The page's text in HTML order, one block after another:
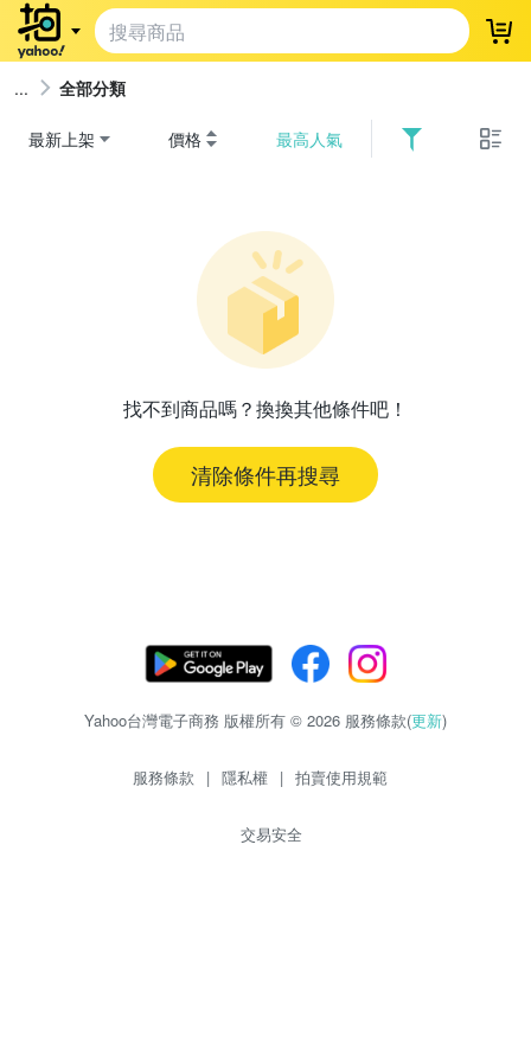
登
全部分類
最新上架 價格 最高人氣
找不到商品嗎？換換其他條件吧！
清除條件再搜尋
Yahoo台灣電子商務 版權所有 © 2026 服務條款(更新)
服務條款 | 隱私權 | 拍賣使用規範
交易安全